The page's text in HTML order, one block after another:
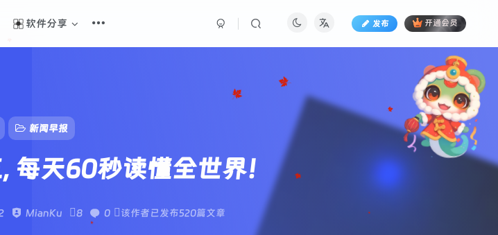
新闻早报
天60秒读懂全世界！
MianKu 8 0 该作者已发布520篇文章
软件分享 发布 开通会员